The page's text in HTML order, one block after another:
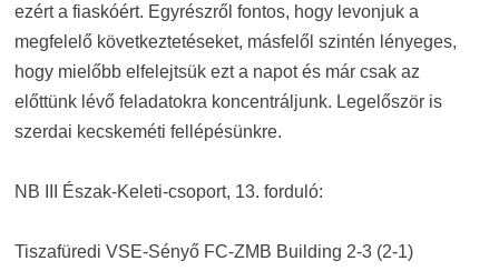
ezért a fiaskóért. Egyrészről fontos, hogy levonjuk a
megfelelő következtetéseket, másfelől szintén lényeges,
hogy mielőbb elfelejtsük ezt a napot és már csak az
előttünk lévő feladatokra koncentráljunk. Legelőször is
szerdai kecskeméti fellépésünkre.
NB III Észak-Keleti-csoport, 13. forduló:
Tiszafüredi VSE-Sényő FC-ZMB Building 2-3 (2-1)